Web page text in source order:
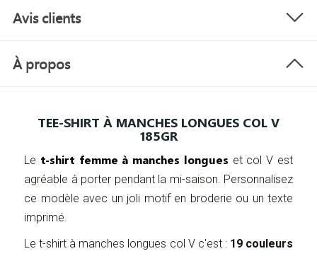
Avis clients
À propos
TEE-SHIRT À MANCHES LONGUES COL V
185GR
Le t-shirt femme à manches longues et col V est
agréable à porter pendant la mi-saison. Personnalisez
ce modèle avec un joli motif en broderie ou un texte
imprimé.
Le t-shirt à manches longues col V c'est : 19 couleurs